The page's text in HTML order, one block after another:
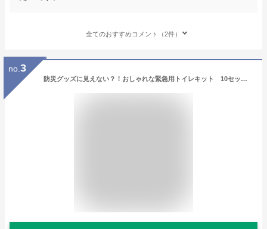
全てのおすすめコメント（2件）
no. 3
防災グッズに見えない？！おしゃれな緊急用トイレキット 10セット 10年保証 ETK-01【沖縄離島等は別途確認】